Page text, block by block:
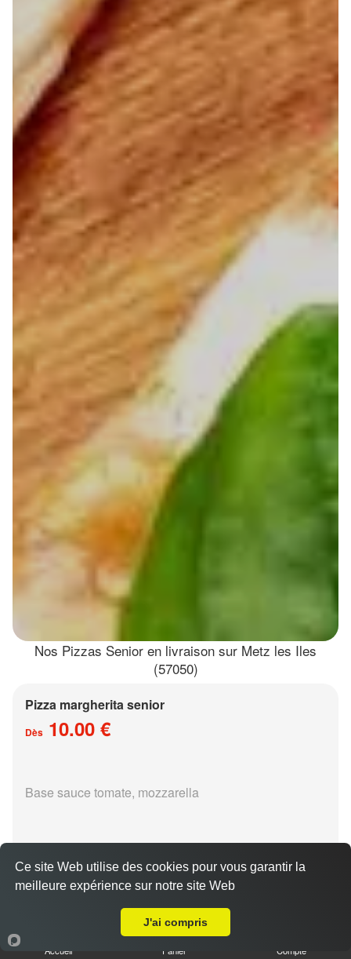
Nos Pizzas Senior en livraison sur Metz les Iles
(57050)
Pizza margherita senior
Dès 10.00 €
Base sauce tomate, mozzarella
Accueil Panier Compte
Ce site Web utilise des cookies pour vous garantir la
meilleure expérience sur notre site Web
J'ai compris